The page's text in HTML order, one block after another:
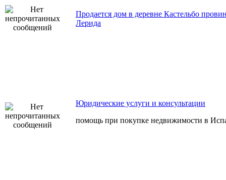
Продается дом в деревне Кастельбо
Лерида
Юридические услуги и консультации
помощь при покупке недвижимости в